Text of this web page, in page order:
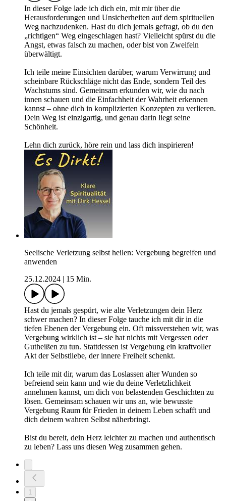
In dieser Folge lade ich dich ein, mit mir über die
Herausforderungen und Unsicherheiten auf dem spirituellen
Weg nachzudenken. Hast du dich jemals gefragt, ob du den
„richtigen“ Weg eingeschlagen hast? Vielleicht spürst du die
Angst, etwas falsch zu machen, oder bist von Zweifeln
überwältigt.
Ich teile meine Einsichten darüber, warum Verwirrung und
scheinbare Rückschläge nicht das Ende, sondern Teil des
Wachstums sind. Gemeinsam erkunden wir, wie du nach
innen schauen und die Einfachheit der Wahrheit erkennen
kannst – ohne dich in komplizierten Konzepten zu verlieren.
Dein Weg ist einzigartig, und genau darin liegt seine
Schönheit.
Lehn dich zurück, höre rein und lass dich inspirieren!
Seelische Verletzung selbst heilen: Vergebung begreifen und
anwenden
25.12.2024
15 Min.
Hast du jemals gespürt, wie alte Verletzungen dein Herz
schwer machen? In dieser Folge tauche ich mit dir in die
tiefen Ebenen der Vergebung ein. Oft missverstehen wir, was
Vergebung wirklich ist – sie hat nichts mit Vergessen oder
Gutheißen zu tun. Stattdessen ist Vergebung ein kraftvoller
Akt der Selbstliebe, der innere Freiheit schenkt.
Ich teile mit dir, warum das Loslassen alter Wunden so
befreiend sein kann und wie du deine Verletzlichkeit
annehmen kannst, um dich von belastenden Geschichten zu
lösen. Gemeinsam schauen wir uns an, wie bewusste
Vergebung Raum für Frieden in deinem Leben schafft und
dich deinem wahren Selbst näherbringt.
Bist du bereit, dein Herz leichter zu machen und authentisch
zu leben? Lass uns diesen Weg zusammen gehen.
1